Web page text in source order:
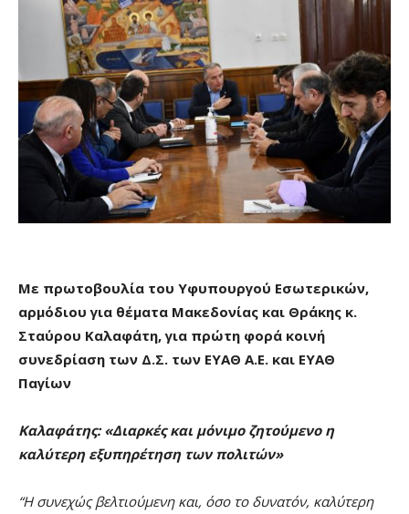
Με πρωτοβουλία του Υφυπουργού Εσωτερικών,
αρμόδιου για θέματα Μακεδονίας και Θράκης κ.
Σταύρου Καλαφάτη, για πρώτη φορά κοινή
συνεδρίαση των Δ.Σ. των ΕΥΑΘ Α.Ε. και ΕΥΑΘ
Παγίων
Καλαφάτης: «Διαρκές και μόνιμο ζητούμενο η
καλύτερη εξυπηρέτηση των πολιτών»
“Η συνεχώς βελτιούμενη και, όσο το δυνατόν, καλύτερη